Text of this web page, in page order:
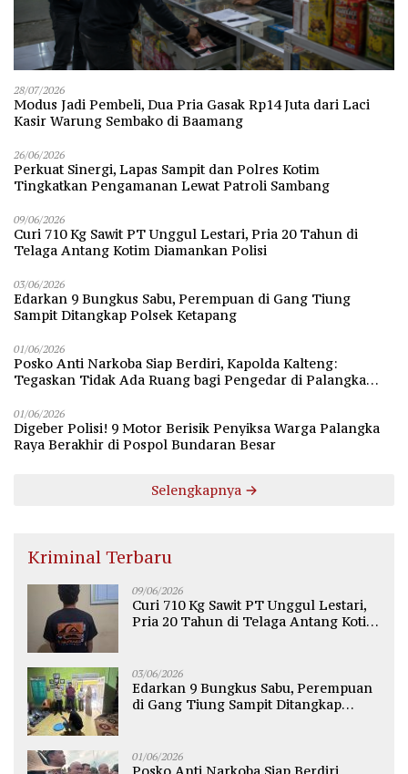
28/07/2026
Modus Jadi Pembeli, Dua Pria Gasak Rp14 Juta dari Laci
Kasir Warung Sembako di Baamang
26/06/2026
Perkuat Sinergi, Lapas Sampit dan Polres Kotim
Tingkatkan Pengamanan Lewat Patroli Sambang
09/06/2026
Curi 710 Kg Sawit PT Unggul Lestari, Pria 20 Tahun di
Telaga Antang Kotim Diamankan Polisi
03/06/2026
Edarkan 9 Bungkus Sabu, Perempuan di Gang Tiung
Sampit Ditangkap Polsek Ketapang
01/06/2026
Posko Anti Narkoba Siap Berdiri, Kapolda Kalteng:
Tegaskan Tidak Ada Ruang bagi Pengedar di Palangka
01/06/2026
Digeber Polisi! 9 Motor Berisik Penyiksa Warga Palangka
Raya Berakhir di Pospol Bundaran Besar
Selengkapnya
Kriminal Terbaru
09/06/2026
Curi 710 Kg Sawit PT Unggul Lestari,
Pria 20 Tahun di Telaga Antang Kotim
03/06/2026
Edarkan 9 Bungkus Sabu, Perempuan
di Gang Tiung Sampit Ditangkap
01/06/2026